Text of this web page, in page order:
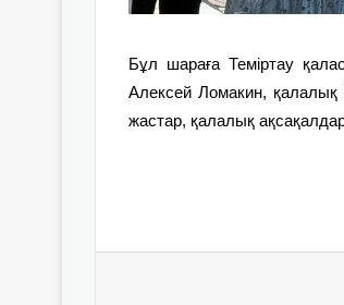
Бұл шараға Теміртау
Алексей Ломакин, қалалық
жастар, қалалық